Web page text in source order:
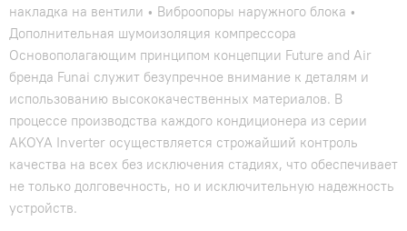
накладка на вентили • Виброопоры наружного блока •
Дополнительная шумоизоляция компрессора
Основополагающим принципом концепции Future and Air
бренда Funai служит безупречное внимание к деталям и
использованию высококачественных материалов. В
процессе производства каждого кондиционера из серии
AKOYA Inverter осуществляется строжайший контроль
качества на всех без исключения стадиях, что обеспечивает
не только долговечность, но и исключительную надежность
устройств.